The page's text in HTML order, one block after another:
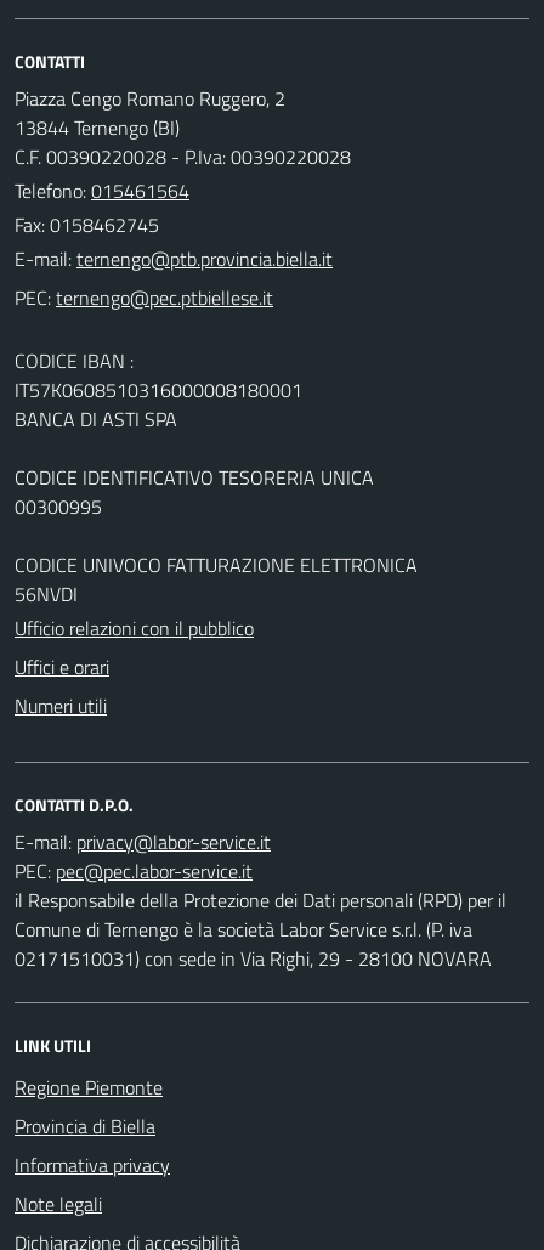
CONTATTI
Piazza Cengo Romano Ruggero, 2
13844 Ternengo (BI)
C.F. 00390220028 - P.Iva: 00390220028
Telefono:015461564
Fax: 0158462745
E-mail:
PEC:
CODICE IBAN :
IT57K0608510316000008180001
BANCA DI ASTI SPA
CODICE IDENTIFICATIVO TESORERIA UNICA
00300995
CODICE UNIVOCO FATTURAZIONE ELETTRONICA
56NVDI
Ufficio relazioni con il pubblico
Uffici e orari
Numeri utili
CONTATTI D.P.O.
E-mail:
PEC:
il Responsabile della Protezione dei Dati personali (RPD) per il
Comune di Ternengo è la società Labor Service s.r.l. (P. iva
02171510031) con sede in Via Righi, 29 - 28100 NOVARA
LINK UTILI
Regione Piemonte
Provincia di Biella
Informativa privacy
Note legali
Dichiarazione di accessibilità